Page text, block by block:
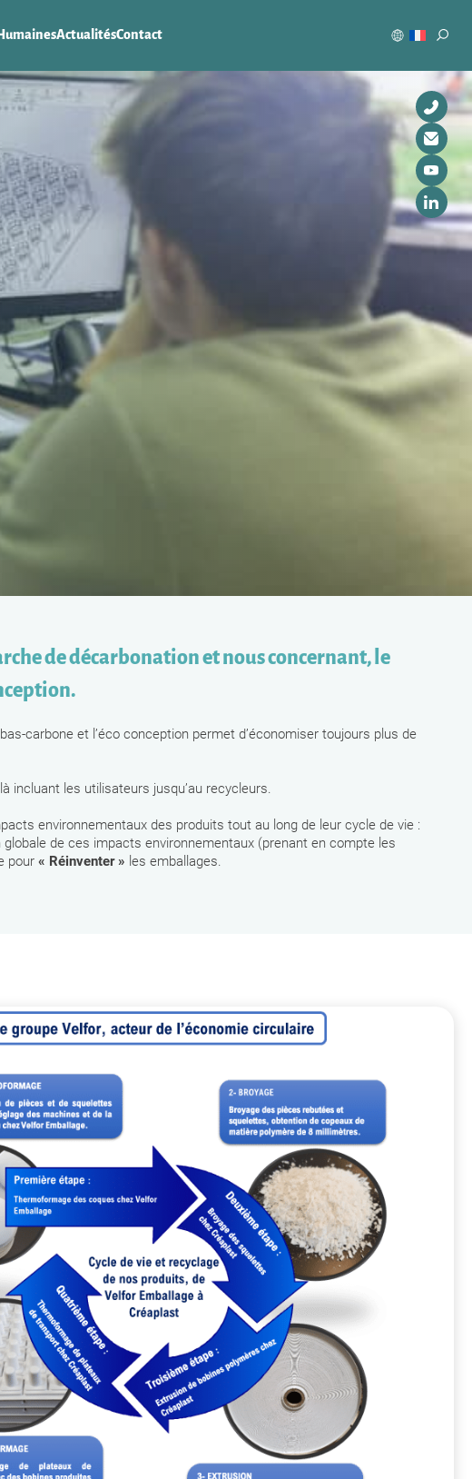
ActualitésContact
de décarbonation et nous concernant, le
carbone et l’éco conception permet d’économiser toujours plus de
incluant les utilisateurs jusqu’au recycleurs.
environnementaux des produits tout au long de leur cycle de vie :
de ces impacts environnementaux (prenant en compte les
pour « Réinventer » les emballages.